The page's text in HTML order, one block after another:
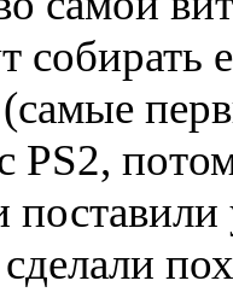
собирать
PS2,